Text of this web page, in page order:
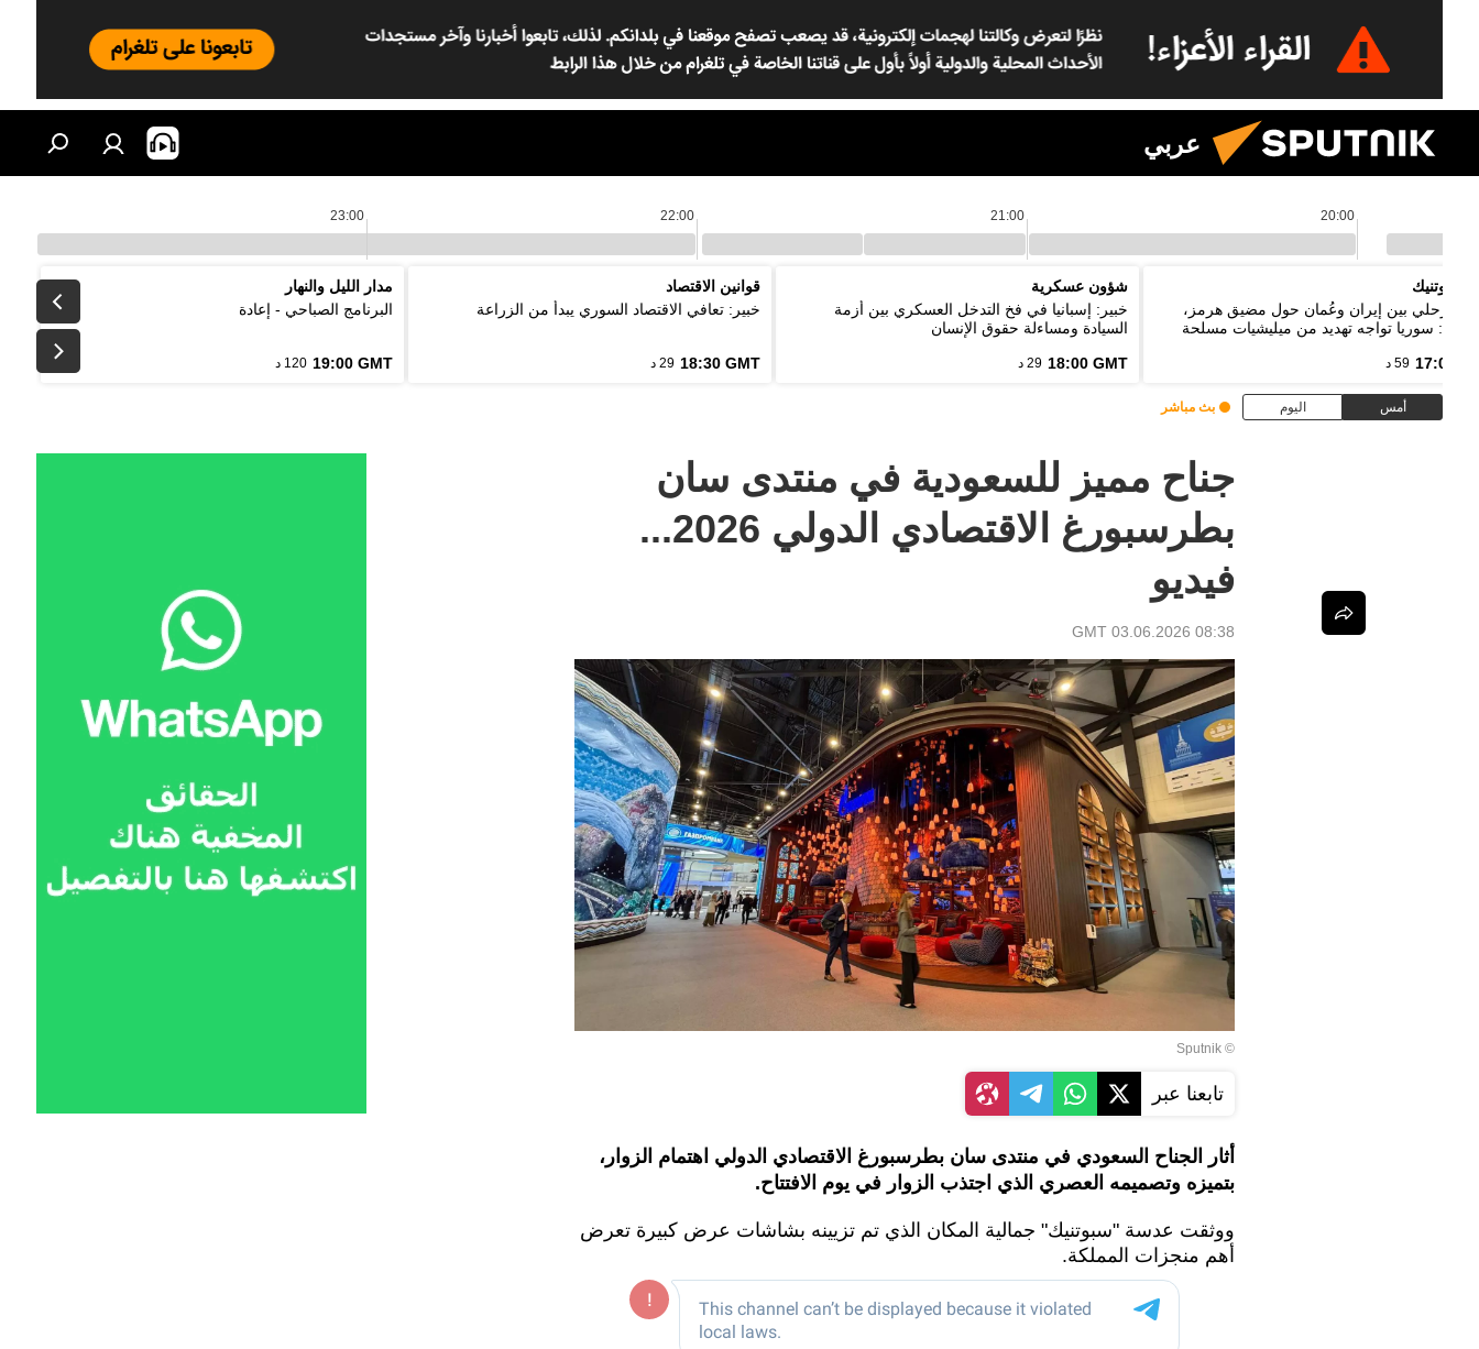
عربي
20:00
21:00
22:00
23:00
سبوتنيك
مرحلي بين إيران وعُمان حول مضيق هرمز،
سوريا تواجه تهديد من ميليشيات مسلحة
17:00 59 د
شؤون عسكرية
خبير: إسبانيا في فخ التدخل العسكري بين أزمة
السيادة ومساءلة حقوق الإنسان
18:00 GMT 29 د
قوانين الاقتصاد
خبير: تعافي الاقتصاد السوري يبدأ من الزراعة
18:30 GMT 29 د
مدار الليل والنهار
البرنامج الصباحي - إعادة
19:00 GMT 120 د
أمس اليوم بث مباشر
جناح مميز للسعودية في منتدى سان
بطرسبورغ الاقتصادي الدولي 2026...
فيديو
08:38 GMT 03.06.2026
© Sputnik
تابعنا عبر
أثار الجناح السعودي في منتدى سان بطرسبورغ الاقتصادي الدولي اهتمام الزوار،
بتميزه وتصميمه العصري الذي اجتذب الزوار في يوم الافتتاح.
ووثقت عدسة "سبوتنيك" جمالية المكان الذي تم تزيينه بشاشات عرض كبيرة تعرض
أهم منجزات المملكة.